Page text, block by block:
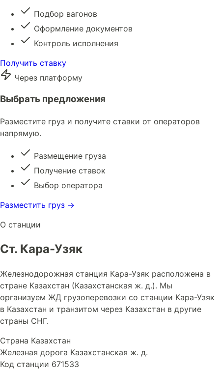
Подбор вагонов
Оформление документов
Контроль исполнения
Получить ставку
Через платформу
Выбрать предложения
Разместите груз и получите ставки от операторов
напрямую.
Размещение груза
Получение ставок
Выбор оператора
Разместить груз →
О станции
Ст. Кара-Узяк
Железнодорожная станция Кара-Узяк расположена в
стране Казахстан (Казахстанская ж. д.). Мы
организуем ЖД грузоперевозки со станции Кара-Узяк
в Казахстан и транзитом через Казахстан в другие
страны СНГ.
Страна Казахстан
Железная дорога Казахстанская ж. д.
Код станции 671533